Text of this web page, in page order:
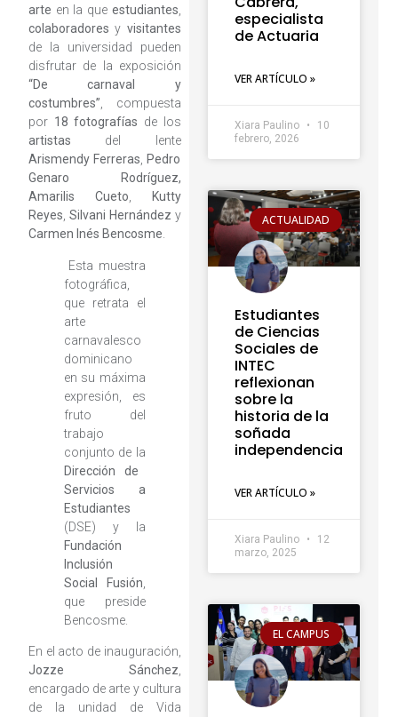
arte en la que estudiantes
colaboradores y visitantes
de la universidad pueden
disfrutar de la exposición
“De carnaval y
costumbres” , compuesta
por 18 fotografías de los
artistas del lente
Arismendy Ferreras
Pedro
Genaro Rodríguez,
Amarilis Cueto
Kutty
Reyes Silvani Hernández y
Carmen Inés Bencosme
Esta muestra
fotográfica,
que retrata el
arte
carnavalesco
dominicano
en su máxima
expresión, es
fruto del
trabajo
conjunto de la
Dirección de
Servicios a
Estudiantes
(DSE) y la
Fundación
Inclusión
Social Fusión
que preside
Bencosme.
En el acto de inauguración,
Jozze Sánchez
encargado de arte y cultura
de la unidad de Vida
especialista
de Actuaria
VER ARTÍCULO »
Xiara Paulino
10
febrero, 2026
ACTUALIDAD
Estudiantes
de Ciencias
Sociales de
INTEC
reflexionan
sobre la
historia de la
soñada
independencia
VER ARTÍCULO »
Xiara Paulino
12
marzo, 2025
EL CAMPUS